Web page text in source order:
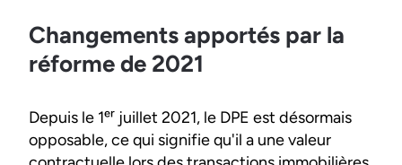
Changements apportés par la
réforme de 2021
Depuis le 1ᵉʳ juillet 2021, le DPE est désormais
opposable, ce qui signifie qu'il a une valeur